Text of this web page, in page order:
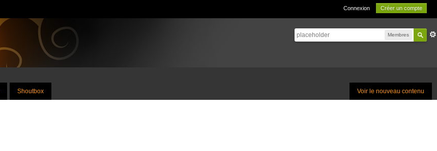
Connexion Créer un compte
Membres
Voir le nouveau contenu
Shoutbox